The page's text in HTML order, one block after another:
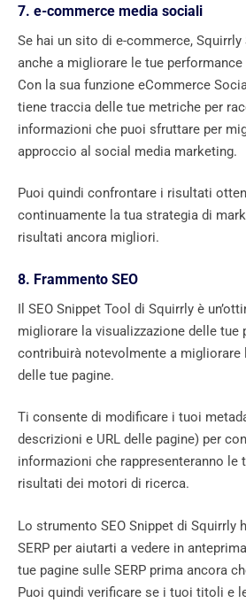
7. e-commerce media sociali
Se hai un sito di e-commerce, Squirrly
anche a migliorare le tue
Con la sua funzione eCommerce
tiene traccia delle tue metriche per
informazioni che puoi sfruttare per
approccio al social media marketing.
Puoi quindi confrontare i risultati
continuamente la tua strategia di
risultati ancora migliori.
8. Frammento SEO
Il SEO Snippet Tool di Squirrly è
migliorare la visualizzazione delle tue
contribuirà notevolmente a migliorare
delle tue pagine.
Ti consente di modificare i tuoi
descrizioni e URL delle pagine) per
informazioni che rappresenteranno le
risultati dei motori di ricerca.
Lo strumento SEO Snippet di Squirrly
SERP per aiutarti a vedere in
tue pagine sulle SERP prima ancora
Puoi quindi verificare se i tuoi titoli e